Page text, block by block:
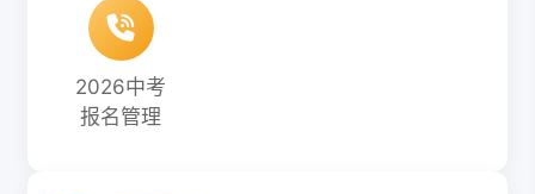
2026中考
报名管理